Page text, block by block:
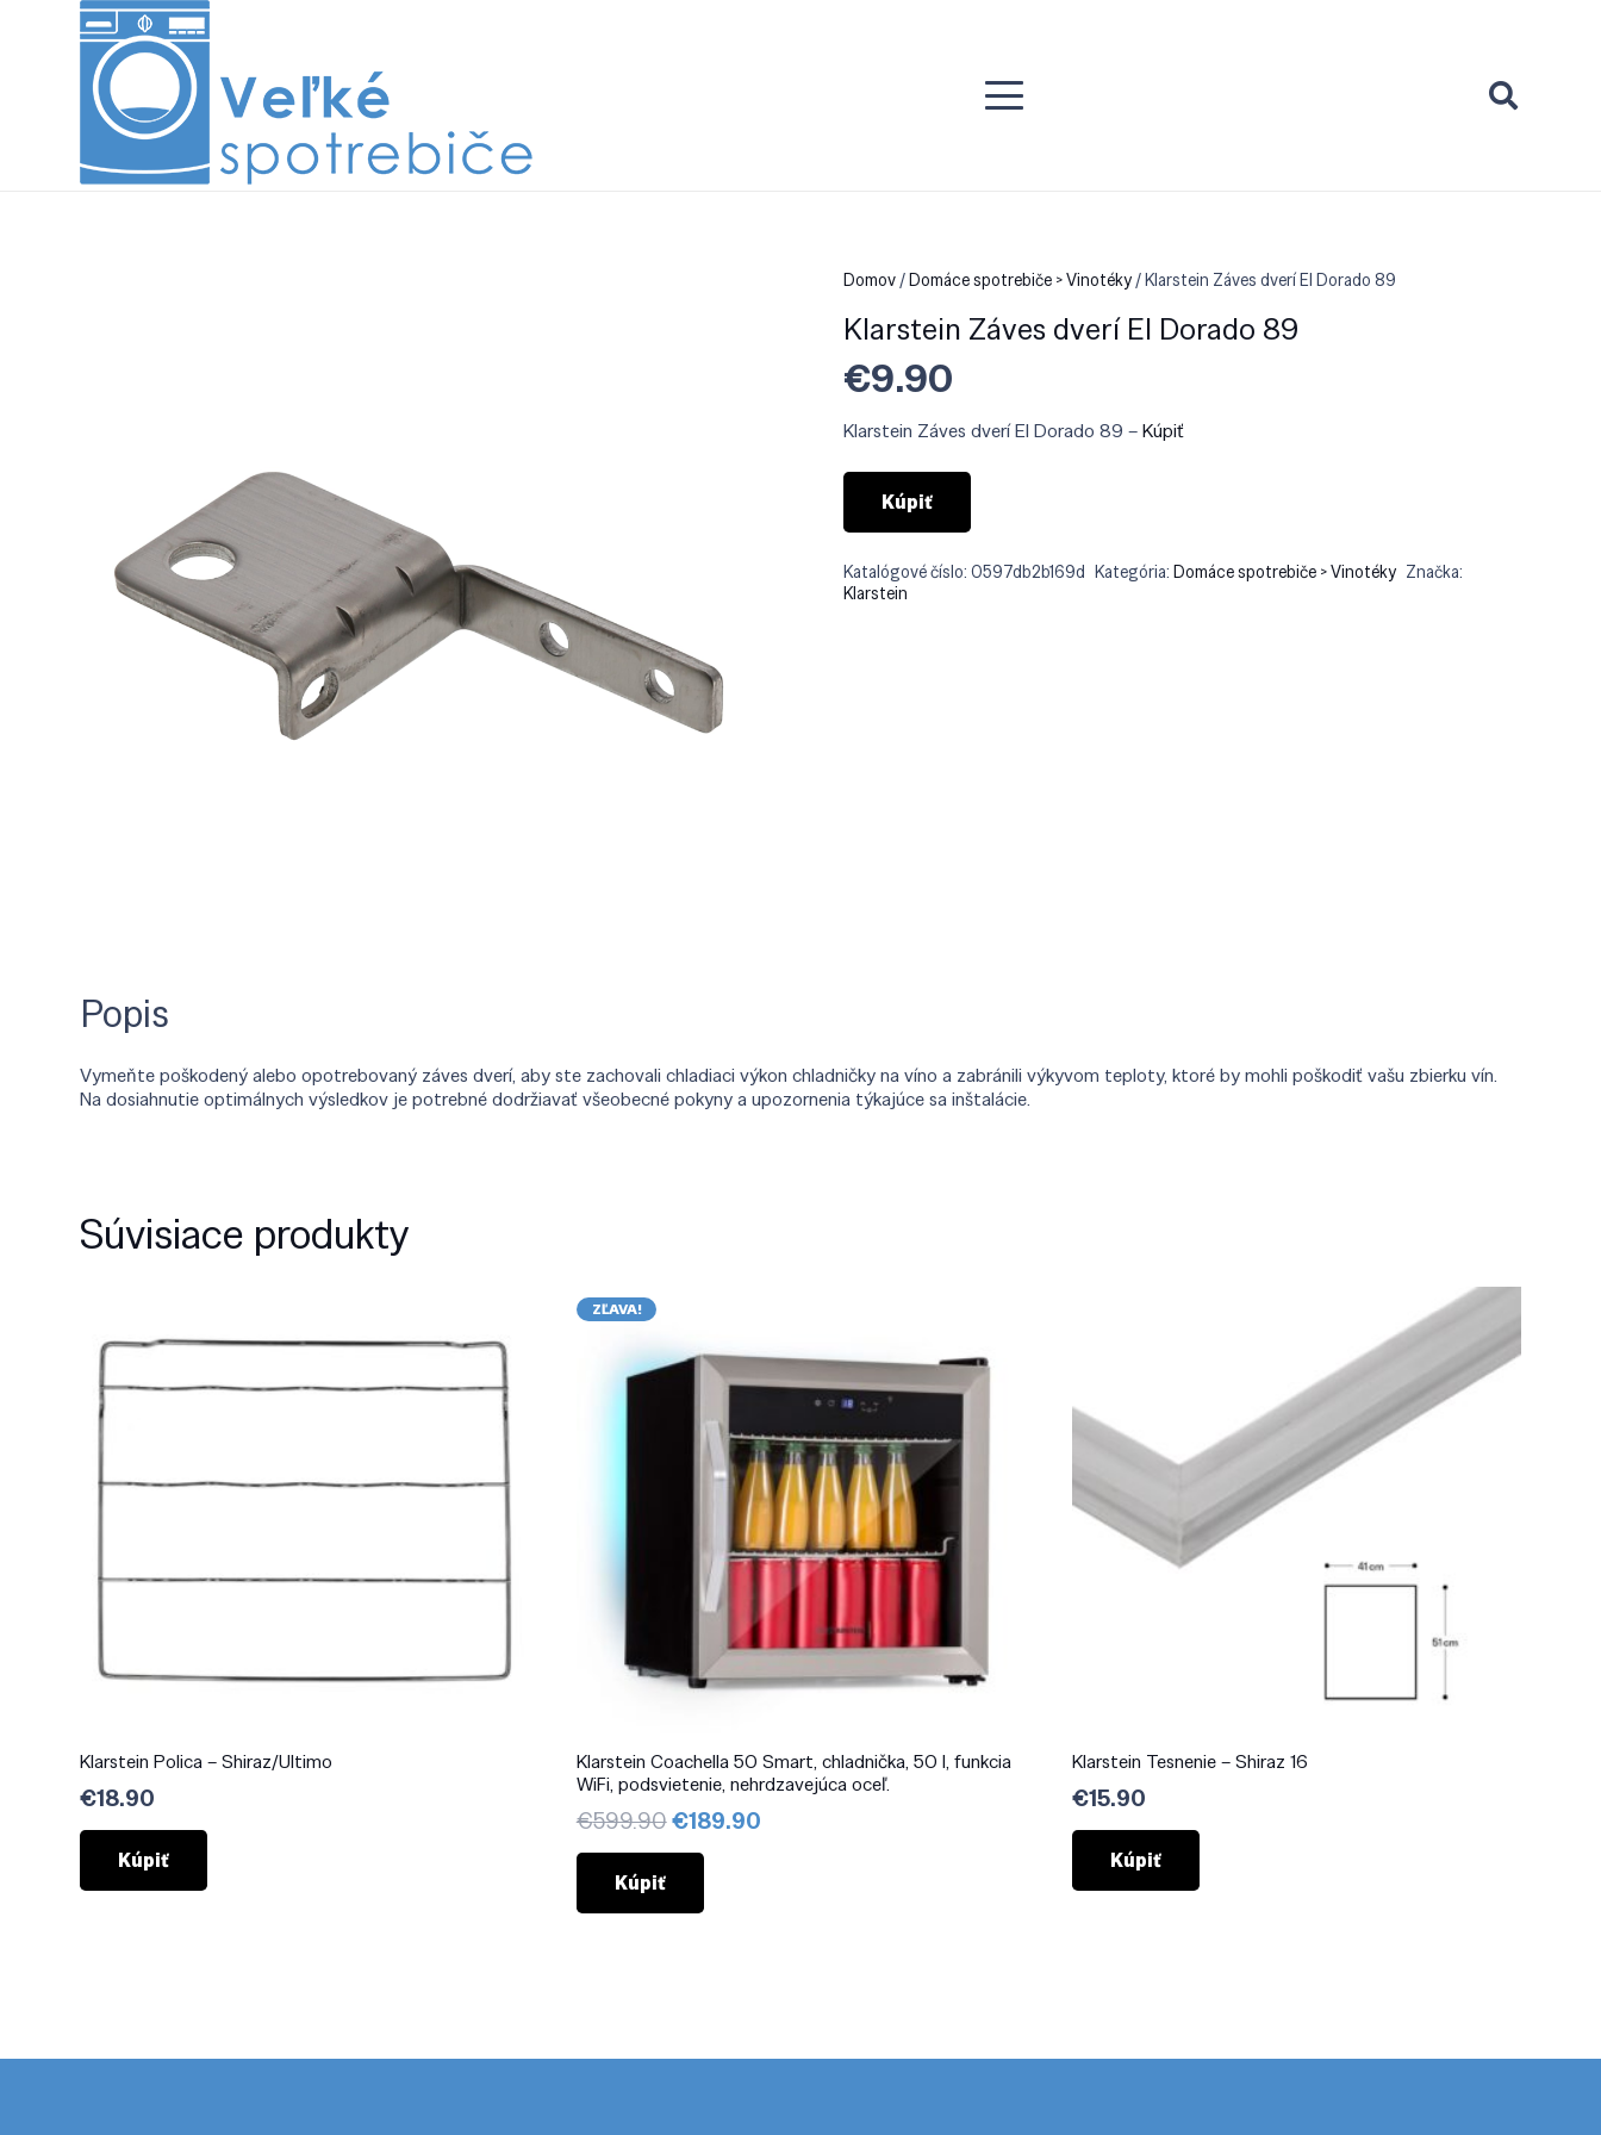
Domov/Domáce spotrebiče > Vinotéky/ Klarstein Záves dverí El Dorado 89
Klarstein Záves dverí El Dorado 89
€9.90
Klarstein Záves dverí El Dorado 89 –Kúpiť
Kúpiť
Katalógové číslo:0597db2b169d Kategória:Domáce spotrebiče > Vinotéky Značka:
Klarstein
Popis
Vymeňte poškodený alebo opotrebovaný záves dverí, aby ste zachovali chladiaci výkon chladničky na víno a zabránili výkyvom teploty, ktoré by mohli poškodiť vašu zbierku vín.
Na dosiahnutie optimálnych výsledkov je potrebné dodržiavať všeobecné pokyny a upozornenia týkajúce sa inštalácie.
Súvisiace produkty
Klarstein Polica – Shiraz/Ultimo
€18.90
Kúpiť
ZĽAVA!
Klarstein Coachella 50 Smart, chladnička, 50 l, funkcia
WiFi, podsvietenie, nehrdzavejúca oceľ.
€599.90Pôvodná
cena
€599.90.
€189.90Aktuálna
Kúpiť
Klarstein Tesnenie – Shiraz 16
€15.90
Kúpiť